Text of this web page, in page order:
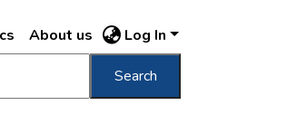
About us Log In
Search